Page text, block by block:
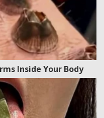
Inside Your Body